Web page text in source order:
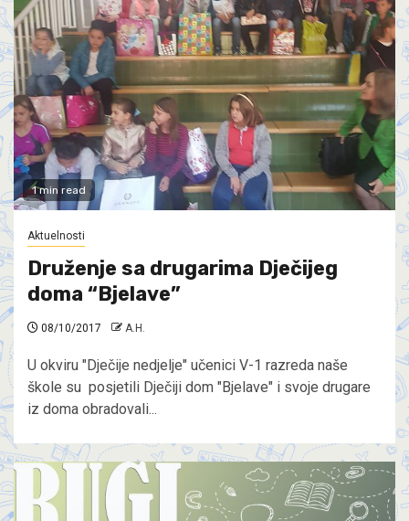
1 min read
Aktuelnosti
Druženje sa drugarima Dječijeg
doma “Bjelave”
08/10/2017 A.H.
U okviru "Dječije nedjelje" učenici V-1 razreda naše
škole su posjetili Dječiji dom "Bjelave" i svoje drugare
iz doma obradovali...